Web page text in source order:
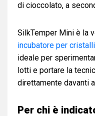
di cioccolato, a
SilkTemper Mini è la
incubatore per
ideale per
lotti e portare la
direttamente davanti
Per chi è